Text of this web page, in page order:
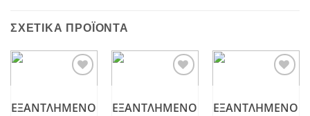
ΣΧΕΤΙΚΆ ΠΡΟΪΌΝΤΑ
ΕΞΑΝΤΛΗΜΈΝΟ ΕΞΑΝΤΛΗΜΈΝΟ ΕΞΑΝΤΛΗΜΈΝΟ